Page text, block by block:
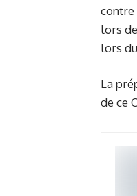
contre
lors
lors
La
de ce